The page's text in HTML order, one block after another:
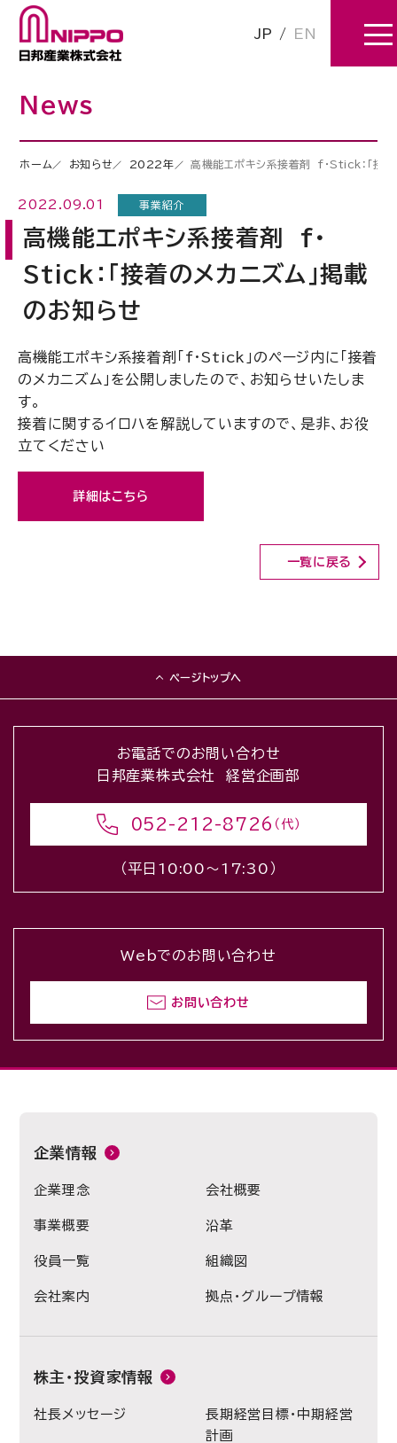
JP / EN
News
ホーム お知らせ 2022年 高機能エポキシ系接着剤 f・Stick：「接着
2022.09.01 事業紹介
高機能エポキシ系接着剤 f・
Stick：「接着のメカニズム」掲載
のお知らせ
高機能エポキシ系接着剤「f・Stick」のページ内に「接着
のメカニズム」を公開しましたので、お知らせいたしま
す。
接着に関するイロハを解説していますので、是非、お役
立てください
詳細はこちら
一覧に戻る
ページトップへ
お電話でのお問い合わせ
日邦産業株式会社 経営企画部
052-212-8726 （代）
（平日10:00〜17:30）
Webでのお問い合わせ
お問い合わせ
企業情報
企業理念 会社概要
事業概要 沿革
役員一覧 組織図
会社案内 拠点・グループ情報
株主・投資家情報
社長メッセージ
長期経営目標・中期経営
計画